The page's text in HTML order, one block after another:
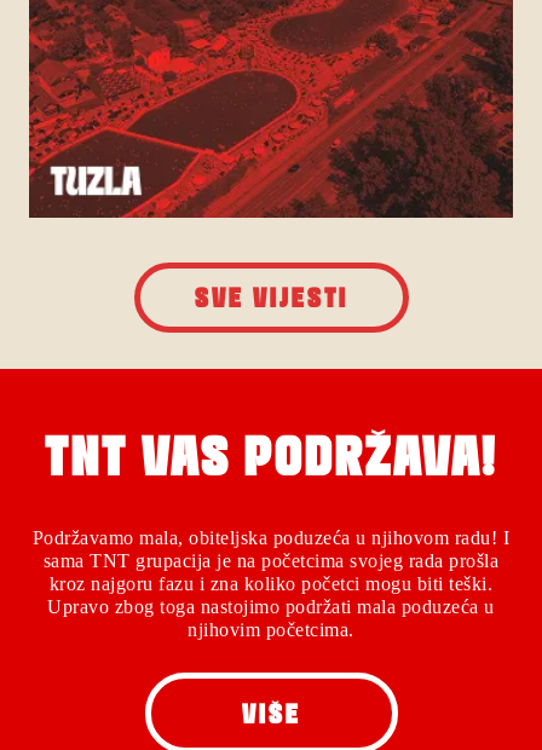
SVE VIJESTI
TNT VAS PODRŽAVA!
Podržavamo mala, obiteljska poduzeća u njihovom radu! I
sama TNT grupacija je na početcima svojeg rada prošla
kroz najgoru fazu i zna koliko početci mogu biti teški.
Upravo zbog toga nastojimo podržati mala poduzeća u
njihovim početcima.
VIŠE